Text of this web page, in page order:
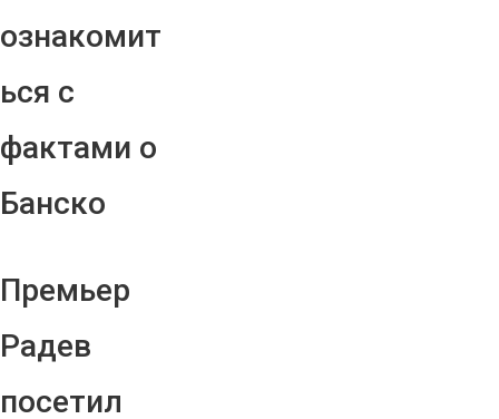
ознакомит
ься с
фактами о
Банско
Премьер
Радев
посетил